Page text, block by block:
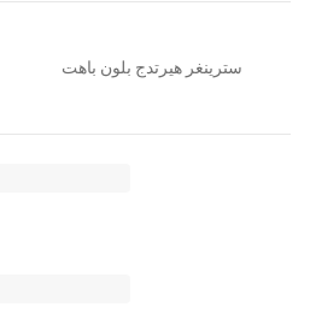
سترينغر هيرتدج بلون باهت